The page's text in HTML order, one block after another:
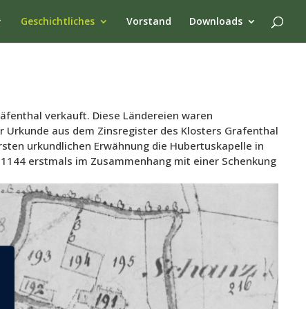
Geschichtliches Vorstand Downloads
verkauft. Diese Ländereien waren
aus dem Zinsregister des Klosters Grafenthal
urkundlichen Erwähnung die Hubertuskapelle in
erstmals im Zusammenhang mit einer Schenkung